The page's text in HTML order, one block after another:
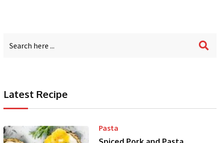
Latest Recipe
Pasta